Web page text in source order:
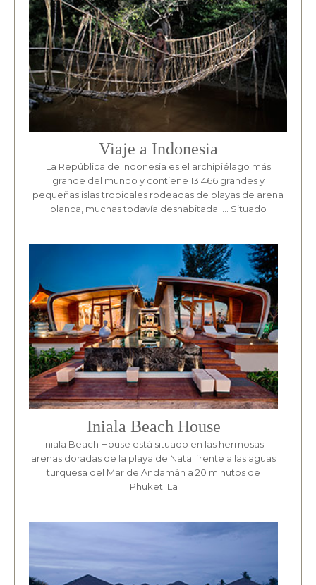
Viaje a Indonesia
La República de Indonesia es el archipiélago más
grande del mundo y contiene 13.466 grandes y
pequeñas islas tropicales rodeadas de playas de arena
blanca, muchas todavía deshabitada …. Situado
Iniala Beach House
Iniala Beach House está situado en las hermosas
arenas doradas de la playa de Natai frente a las aguas
turquesa del Mar de Andamán a 20 minutos de
Phuket. La